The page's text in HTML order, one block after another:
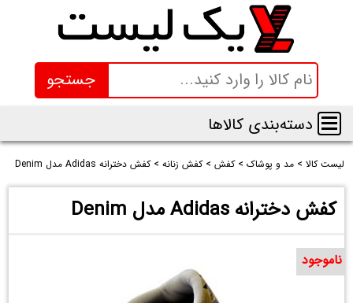
جستجو
دسته‌بندی کالاها
لیست کالا >مد و پوشاک >کفش >کفش زنانه >کفش دخترانه Adidas مدل Denim
کفش دخترانه Adidas مدل Denim
ناموجود